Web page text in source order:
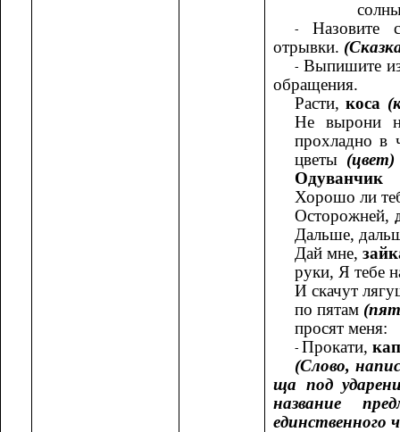
Назовите
отрывки.
Выпишите
обращения.
Расти, коса
Не вырони
прохладно в
цветы (цвет)
Одуванчик
Хорошо ли
Осторожней,
Дальше,
Дай мне,
руки, Я тебе
И скачут
по пятам
просят меня:
Прокати,
(Слово,
ща под
название
единственного